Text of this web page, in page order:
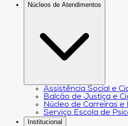
Núcleos de Atendimentos
Assistência Social e
Balcão de Justiça e
Núcleo de Carreiras e
Serviço Escola de
Institucional